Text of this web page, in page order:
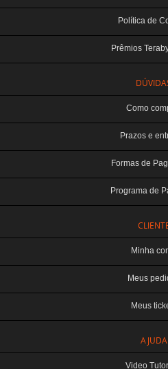
Política de
Prêmios
Como
Prazos e
Formas de
Programa de
Minha
Meus
Meus
AJUDA
Video
TERABYTE ATACADO E VAREJO DE
CNPJ: 07.993.973/